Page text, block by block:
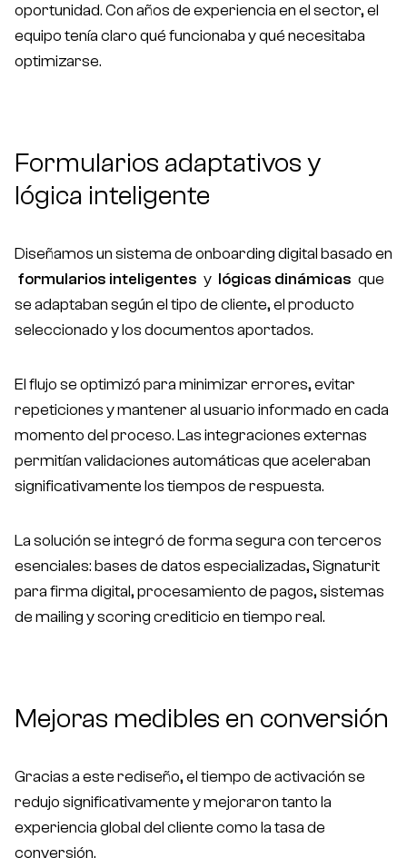
oportunidad. Con años de experiencia en el sector, el
equipo tenía claro qué funcionaba y qué necesitaba
optimizarse.
Formularios adaptativos y
lógica inteligente
Diseñamos un sistema de onboarding digital basado en
formularios inteligentes y lógicas dinámicas que
se adaptaban según el tipo de cliente, el producto
seleccionado y los documentos aportados.
El flujo se optimizó para minimizar errores, evitar
repeticiones y mantener al usuario informado en cada
momento del proceso. Las integraciones externas
permitían validaciones automáticas que aceleraban
significativamente los tiempos de respuesta.
La solución se integró de forma segura con terceros
esenciales: bases de datos especializadas, Signaturit
para firma digital, procesamiento de pagos, sistemas
de mailing y scoring crediticio en tiempo real.
Mejoras medibles en conversión
Gracias a este rediseño, el tiempo de activación se
redujo significativamente y mejoraron tanto la
experiencia global del cliente como la tasa de
conversión.